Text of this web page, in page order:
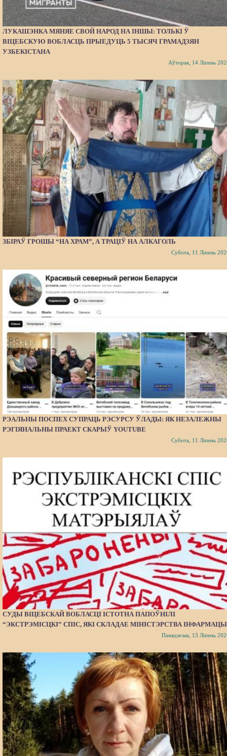
ЛУКАШЭНКА МЯНЯЕ СВОЙ НАРОД НА ІНШЫ: ТОЛЬКІ Ў
ВІЦЕБСКУЮ ВОБЛАСЦЬ ПРЫЕДУЦЬ 5 ТЫСЯЧ ГРАМАДЗЯН
УЗБЕКІСТАНА
Аўторак, 14 Ліпень
ЗБІРАЎ ГРОШЫ “НА ХРАМ”, А ТРАЦІЎ НА АЛКАГОЛЬ
Субота, 11 Ліпень
РЭАЛЬНЫ ПОСПЕХ СУПРАЦЬ РЭСУРСУ ЎЛАДЫ: ЯК НЕЗАЛЕЖНЫ
РЭГІЯНАЛЬНЫ ПРАЕКТ СКАРЫЎ YOUTUBE
Субота, 11 Ліпень
СУДЫ ВІЦЕБСКАЙ ВОБЛАСЦІ ІСТОТНА ПАПОЎНІЛІ
“ЭКСТРЭМІСЦКІ” СПІС, ЯКІ СКЛАДАЕ МІНІСТЭРСТВА
Панядзелак, 13 Ліпень